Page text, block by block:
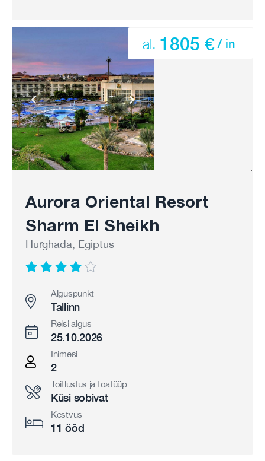
Aurora Oriental Resort
Sharm El Sheikh
Hurghada, Egiptus
al. 1805 € / in
Alguspunkt
Tallinn
Reisi algus
25.10.2026
Inimesi
2
Toitlustus ja toatüüp
Küsi sobivat
Kestvus
11 ööd